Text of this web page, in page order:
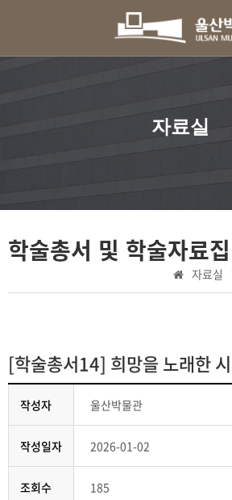
자료실
학술총서 및 학술자료집
자료실
[학술총서14] 희망을 노래한
작성자 울산박물관
작성일자 2026-01-02
조회수 185